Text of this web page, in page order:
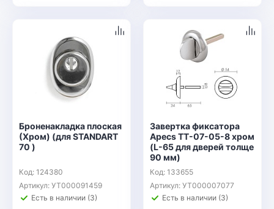
Броненакладка плоская
(Хром) (для STANDART
70 )
Код: 124380
Артикул: УТ000091459
Есть в наличии (3)
Завертка фиксатора
Apecs TT-07-05-8 хром
(L-65 для дверей толще
90 мм)
Код: 133655
Артикул: УТ000007077
Есть в наличии (3)